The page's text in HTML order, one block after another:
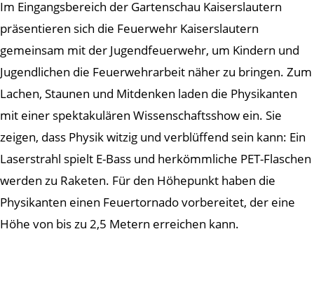
Im Eingangsbereich der Gartenschau Kaiserslautern
präsentieren sich die Feuerwehr Kaiserslautern
gemeinsam mit der Jugendfeuerwehr, um Kindern und
Jugendlichen die Feuerwehrarbeit näher zu bringen. Zum
Lachen, Staunen und Mitdenken laden die Physikanten
mit einer spektakulären Wissenschaftsshow ein. Sie
zeigen, dass Physik witzig und verblüffend sein kann: Ein
Laserstrahl spielt E-Bass und herkömmliche PET-Flaschen
werden zu Raketen. Für den Höhepunkt haben die
Physikanten einen Feuertornado vorbereitet, der eine
Höhe von bis zu 2,5 Metern erreichen kann.